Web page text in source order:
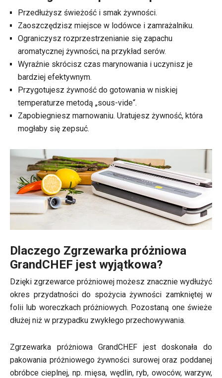
Przedłużysz świeżość i smak żywności.
Zaoszczędzisz miejsce w lodówce i zamrażalniku.
Ograniczysz rozprzestrzenianie się zapachu
aromatycznej żywności, na przykład serów.
Wyraźnie skrócisz czas marynowania i uczynisz je
bardziej efektywnym.
Przygotujesz żywność do gotowania w niskiej
temperaturze metodą „sous-vide“.
Zapobiegniesz marnowaniu. Uratujesz żywność, która
mogłaby się zepsuć.
Dlaczego Zgrzewarka próżniowa
GrandCHEF jest wyjątkowa?
Dzięki zgrzewarce próżniowej możesz znacznie wydłużyć
okres przydatności do spożycia żywności zamkniętej w
folii lub woreczkach próżniowych. Pozostaną one świeże
dłużej niż w przypadku zwykłego przechowywania.
Zgrzewarka próżniowa GrandCHEF jest doskonała do
pakowania próżniowego żywności surowej oraz poddanej
obróbce cieplnej, np. mięsa, wędlin, ryb, owoców, warzyw,